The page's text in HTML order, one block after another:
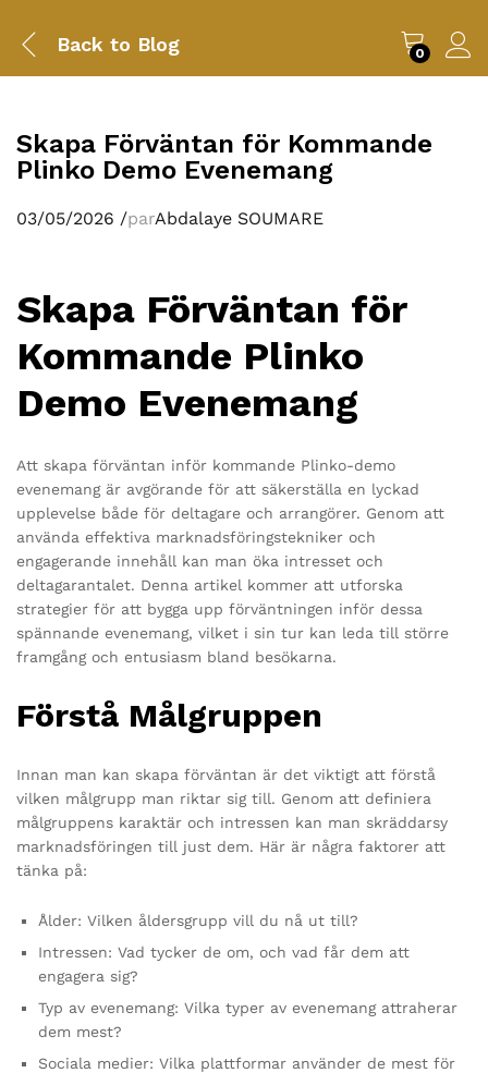
Back to Blog 0
Skapa Förväntan för Kommande
Plinko Demo Evenemang
03/05/2026 /parAbdalaye SOUMARE
Skapa Förväntan för
Kommande Plinko
Demo Evenemang
Att skapa förväntan inför kommande Plinko-demo
evenemang är avgörande för att säkerställa en lyckad
upplevelse både för deltagare och arrangörer. Genom att
använda effektiva marknadsföringstekniker och
engagerande innehåll kan man öka intresset och
deltagarantalet. Denna artikel kommer att utforska
strategier för att bygga upp förväntningen inför dessa
spännande evenemang, vilket i sin tur kan leda till större
framgång och entusiasm bland besökarna.
Förstå Målgruppen
Innan man kan skapa förväntan är det viktigt att förstå
vilken målgrupp man riktar sig till. Genom att definiera
målgruppens karaktär och intressen kan man skräddarsy
marknadsföringen till just dem. Här är några faktorer att
tänka på:
Ålder: Vilken åldersgrupp vill du nå ut till?
Intressen: Vad tycker de om, och vad får dem att
engagera sig?
Typ av evenemang: Vilka typer av evenemang attraherar
dem mest?
Sociala medier: Vilka plattformar använder de mest för